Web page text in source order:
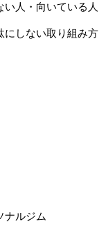
人・向いている人
にしない取り組み方
ナルジム